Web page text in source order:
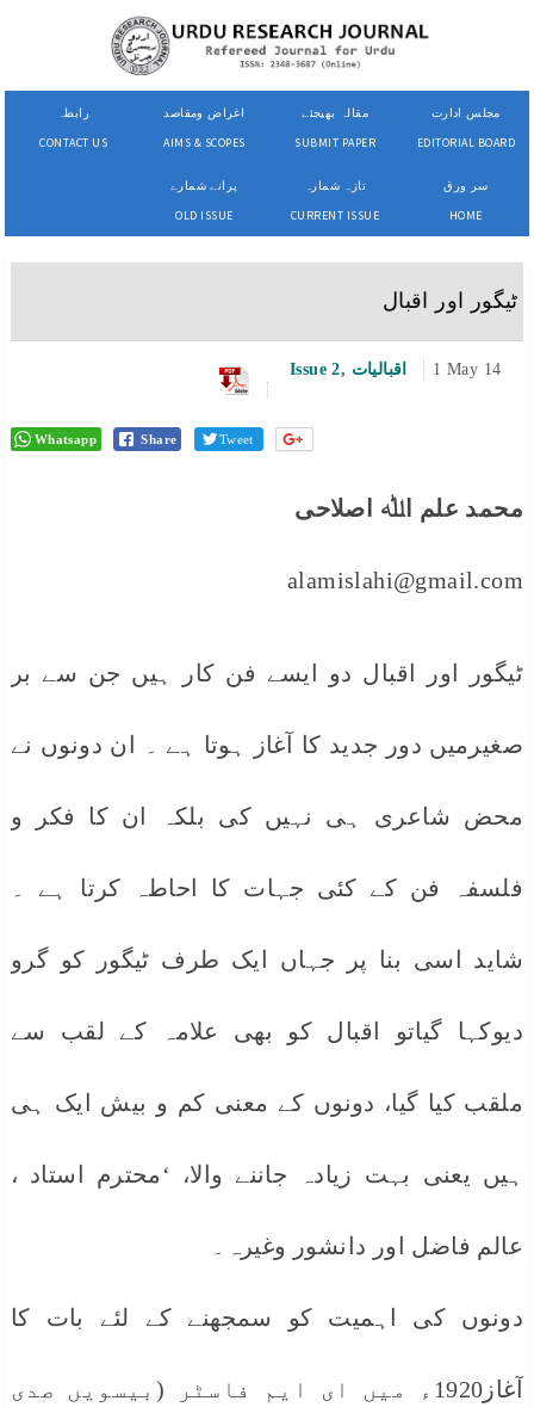
رابطہ
CONTACT US
اغراض ومقاصد
AIMS & SCOPES
مقالہ بھیجئے
SUBMIT PAPER
مجلس ادارت
EDITORIAL BOARD
پرانے شمارے
OLD ISSUE
تازہ شمارہ
CURRENT ISSUE
سر ورق
HOME
ٹیگور اور اقبال
Issue 2, اقبالیات 1 May 14
Whatsapp Share Tweet
محمد علم اﷲ اصلاحی
alamislahi@gmail.com
ٹیگور اور اقبال دو ایسے فن کار ہیں جن سے بر
صغیرمیں دور جدید کا آغاز ہوتا ہے ۔ ان دونوں نے
محض شاعری ہی نہیں کی بلکہ ان کا فکر و
فلسفہ فن کے کئی جہات کا احاطہ کرتا ہے ۔
شاید اسی بنا پر جہاں ایک طرف ٹیگور کو گرو
دیوکہا گیاتو اقبال کو بھی علامہ کے لقب سے
ملقب کیا گیا، دونوں کے معنی کم و بیش ایک ہی
ہیں یعنی بہت زیادہ جاننے والا، ‘محترم استاد ،
عالم فاضل اور دانشور وغیرہ۔
دونوں کی اہمیت کو سمجھنے کے لئے بات کا
آغاز1920ء میں ای ایم فاسٹر (بیسویں صدی